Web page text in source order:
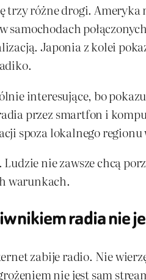
trzy różne drogi.
samochodach
Japonia z kolei
interesujące, bo
przez smartfon i
spoza lokalnego
nie zawsze chcą
warunkach.
radia nie
zabije radio. Nie
nie jest sam